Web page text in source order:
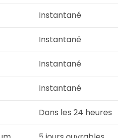
Instantané
Instantané
Instantané
Instantané
Dans les 24 heures